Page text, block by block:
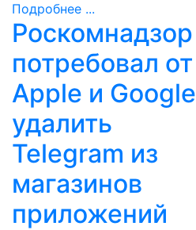
Подробнее ...
Роскомнадзор
потребовал от
Apple и Google
удалить
Telegram из
магазинов
приложений